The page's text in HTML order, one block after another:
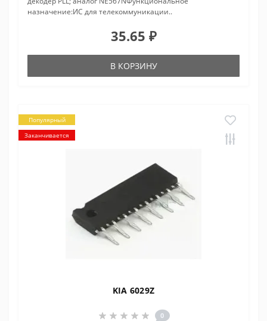
назначение:ИС для телекоммуникации..
35.65 ₽
В КОРЗИНУ
Популярный
Заканчивается
KIA 6029Z
0